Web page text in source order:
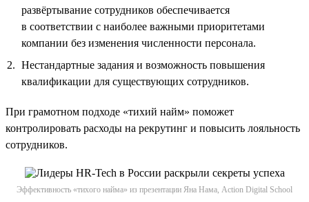
развёртывание сотрудников обеспечивается
в соответствии с наиболее важными приоритетами
компании без изменения численности персонала.
Нестандартные задания и возможность повышения
квалификации для существующих сотрудников.
При грамотном подходе «тихий найм» поможет
контролировать расходы на рекрутинг и повысить лояльность
сотрудников.
Эффективность «тихого найма» из презентации Яна Нама, Action Digital School